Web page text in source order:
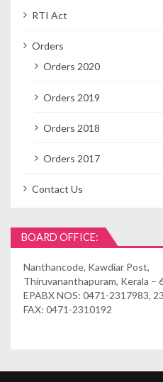
RTI Act
Orders
Orders 2020
Orders 2019
Orders 2018
Orders 2017
Contact Us
BOARD OFFICE:
Nanthancode, Kawdiar Post,
Thiruvananthapuram, Kerala –
EPABX NOS: 0471-2317983,
FAX: 0471-2310192